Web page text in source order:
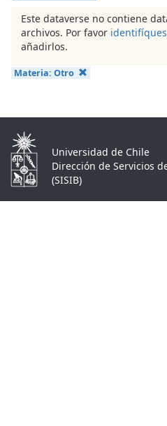
Este dataverse no contiene
archivos. Por favor
añadirlos.
Materia: Otro
Universidad de Chile
Dirección de Servicios
(SISIB)